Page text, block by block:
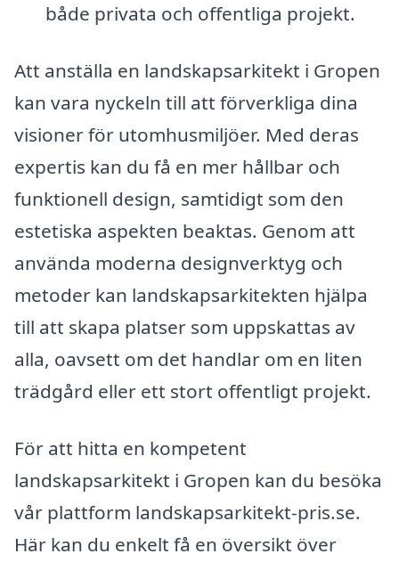
både privata och offentliga projekt.
Att anställa en landskapsarkitekt i Gropen
kan vara nyckeln till att förverkliga dina
visioner för utomhusmiljöer. Med deras
expertis kan du få en mer hållbar och
funktionell design, samtidigt som den
estetiska aspekten beaktas. Genom att
använda moderna designverktyg och
metoder kan landskapsarkitekten hjälpa
till att skapa platser som uppskattas av
alla, oavsett om det handlar om en liten
trädgård eller ett stort offentligt projekt.
För att hitta en kompetent
landskapsarkitekt i Gropen kan du besöka
vår plattform landskapsarkitekt-pris.se.
Här kan du enkelt få en översikt över